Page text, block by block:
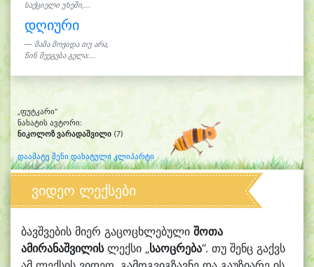
საქციელი უხეში,...
დღიური
მამა მოვიდა თუ არა,
წინ შეეგება გელა:...
„ფუტკარი“
ნახატის ავტორი:
ნიკოლოზ ვარადაშვილი (7)
დაამატე შენი დახატული კლიპარტი
ვიდეო ლექსები
ბავშვების მიერ გაცოცხლებული შოთა
ამირანაშვილისლექსი „საოცრება“. თუ შენც გაქვს